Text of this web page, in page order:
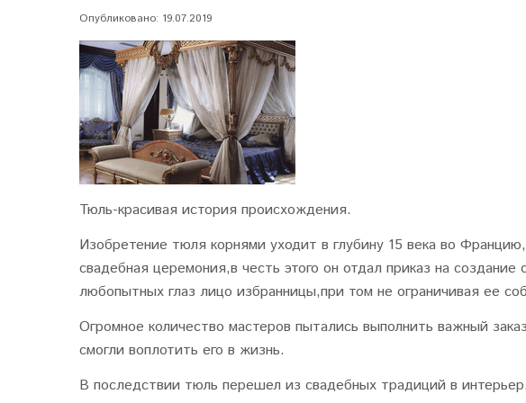
Опубликовано: 19.07.2019
Тюль-красивая история происхождения.
Изобретение тюля корнями уходит в глубину 15 века во
свадебная церемония,в честь этого он отдал приказ на
любопытных глаз лицо избранницы,при том не ограничивая ее
Огромное количество мастеров пытались выполнить важный
смогли воплотить его в жизнь.
В последствии тюль перешел из свадебных традиций в